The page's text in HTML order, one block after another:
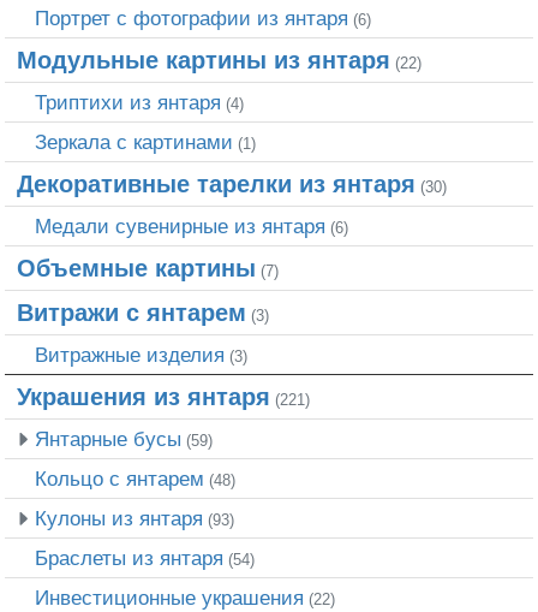
Портрет c фотографии из янтаря (6)
Модульные картины из янтаря (22)
Триптихи из янтаря (4)
Зеркала с картинами (1)
Декоративные тарелки из янтаря (30)
Медали сувенирные из янтаря (6)
Объемные картины (7)
Витражи с янтарем (3)
Витражные изделия (3)
Украшения из янтаря (221)
Янтарные бусы (59)
Кольцо с янтарем (48)
Кулоны из янтаря (93)
Браслеты из янтаря (54)
Инвестиционные украшения (22)